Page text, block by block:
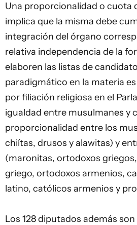
Una proporcionalidad o cuota
implica que la misma debe
integración del órgano
relativa independencia de la
elaboren las listas de
paradigmático en la materia
por filiación religiosa en el
igualdad entre musulmanes y
proporcionalidad entre los
chiítas, drusos y alawitas) y
(maronitas, ortodoxos
griego, ortodoxos armenios,
latino, católicos armenios y
Los 128diputados además son